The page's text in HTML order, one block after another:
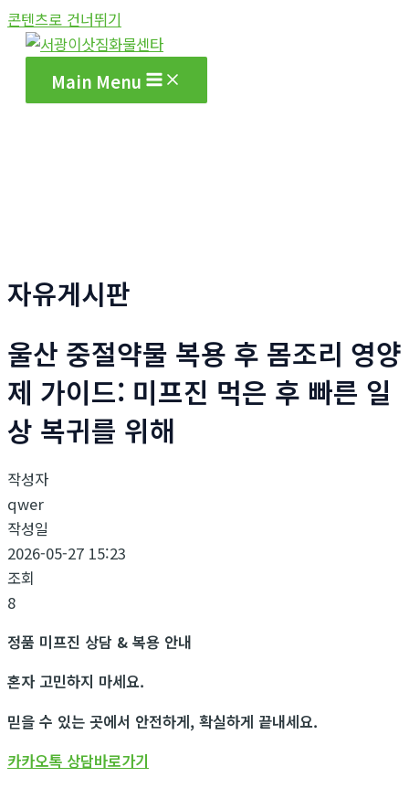
콘텐츠로 건너뛰기
Main Menu
자유게시판
울산 중절약물 복용 후 몸조리 영양
제 가이드: 미프진 먹은 후 빠른 일
상 복귀를 위해
작성자
qwer
작성일
2026-05-27 15:23
조회
8
정품 미프진 상담 & 복용 안내
혼자 고민하지 마세요.
믿을 수 있는 곳에서 안전하게, 확실하게 끝내세요.
카카오톡 상담바로가기